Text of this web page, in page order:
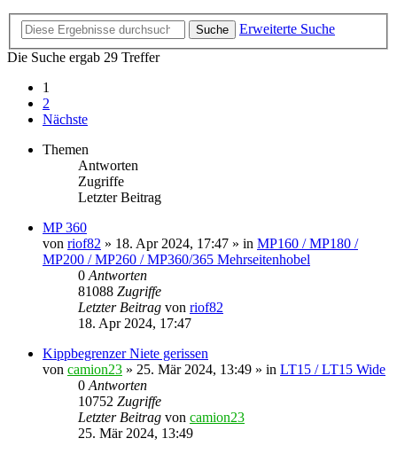
Suche
Erweiterte Suche
Die Suche ergab 29 Treffer
1
2
Nächste
Themen
Antworten
Zugriffe
Letzter Beitrag
MP 360
von riof82 » 18. Apr 2024, 17:47 » in MP160 / MP180 /
MP200 / MP260 / MP360/365 Mehrseitenhobel
0 Antworten
81088 Zugriffe
Letzter Beitrag von riof82
18. Apr 2024, 17:47
Kippbegrenzer Niete gerissen
von camion23 » 25. Mär 2024, 13:49 » in LT15 / LT15 Wide
0 Antworten
10752 Zugriffe
Letzter Beitrag von camion23
25. Mär 2024, 13:49